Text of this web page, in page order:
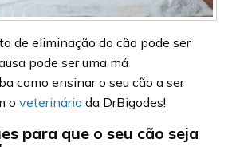
de eliminação do cão pode ser
pode ser uma má
como ensinar o seu cão a ser
o veterinário da DrBigodes!
para que o seu cão seja